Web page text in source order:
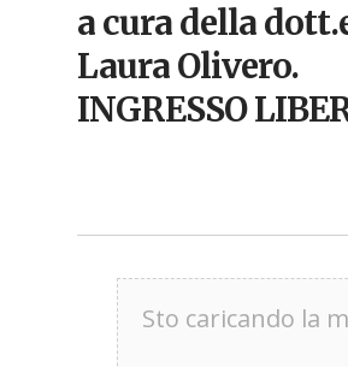
a cura della
Laura Olivero.
INGRESSO
Sto caricando la